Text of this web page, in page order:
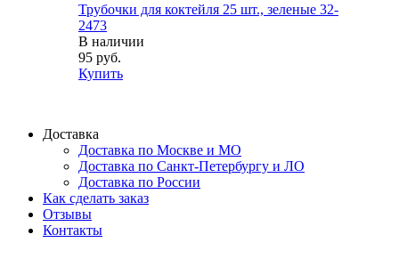
Трубочки для коктейля 25 шт., зеленые 32-
2473
В наличии
95 руб.
Купить
Доставка
Доставка по Москве и МО
Доставка по Санкт-Петербургу и ЛО
Доставка по России
Как сделать заказ
Отзывы
Контакты